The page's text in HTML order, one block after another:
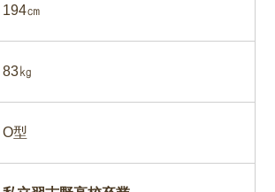
194㎝
83㎏
O型